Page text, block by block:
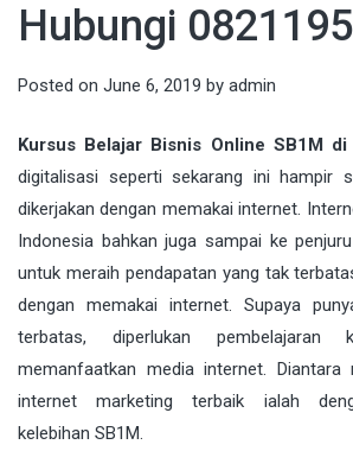
Hubungi
Posted on June 6, 2019 by admin
Kursus Belajar Bisnis Online SB1M di
digitalisasi seperti sekarang ini hampir
dikerjakan dengan memakai internet.
Indonesia bahkan juga sampai ke
untuk meraih pendapatan yang tak
dengan memakai internet. Supaya
terbatas, diperlukan pembelajaran
memanfaatkan media internet. Diantara
internet marketing terbaik ialah
kelebihan SB1M